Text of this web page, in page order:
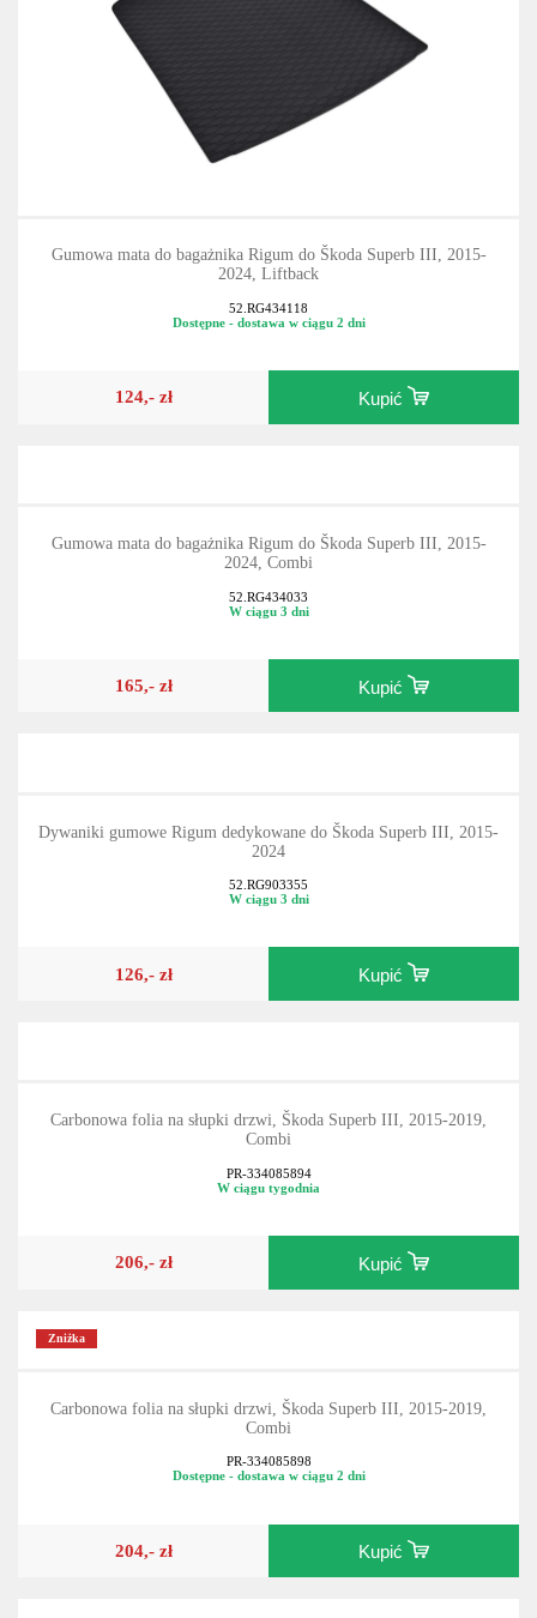
Gumowa mata do bagażnika Rigum do Škoda Superb III, 2015-
2024, Liftback
52.RG434118
Dostępne - dostawa w ciągu 2 dni
124,- zł Kupić
Gumowa mata do bagażnika Rigum do Škoda Superb III, 2015-
2024, Combi
52.RG434033
W ciągu 3 dni
165,- zł Kupić
Dywaniki gumowe Rigum dedykowane do Škoda Superb III, 2015-
2024
52.RG903355
W ciągu 3 dni
126,- zł Kupić
Carbonowa folia na słupki drzwi, Škoda Superb III, 2015-2019,
Combi
PR-334085894
W ciągu tygodnia
206,- zł Kupić
Zniżka
Carbonowa folia na słupki drzwi, Škoda Superb III, 2015-2019,
Combi
PR-334085898
Dostępne - dostawa w ciągu 2 dni
204,- zł Kupić